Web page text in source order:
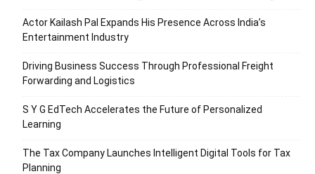
Actor Kailash Pal Expands His Presence Across India’s
Entertainment Industry
Driving Business Success Through Professional Freight
Forwarding and Logistics
S Y G EdTech Accelerates the Future of Personalized
Learning
The Tax Company Launches Intelligent Digital Tools for Tax
Planning